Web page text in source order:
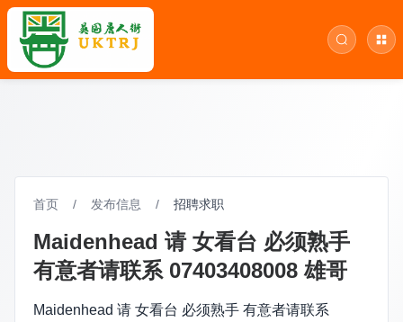
首页 / 发布信息 / 招聘求职
Maidenhead 请 女看台 必须熟手
有意者请联系 07403408008 雄哥
Maidenhead 请 女看台 必须熟手 有意者请联系